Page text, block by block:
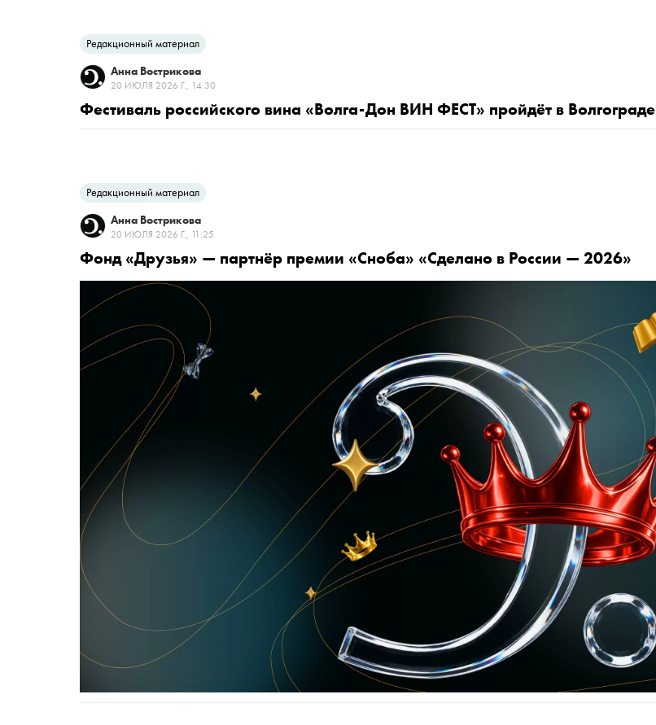
Редакционный материал
Анна Вострикова
20 ИЮЛЯ 2026 Г., 14:30
Фестиваль российского вина «Волга-Дон ВИН ФЕСТ» пройдёт в Волгограде
Редакционный материал
Анна Вострикова
20 ИЮЛЯ 2026 Г., 11:25
Фонд «Друзья» — партнёр премии «Сноба» «Сделано в России — 2026»